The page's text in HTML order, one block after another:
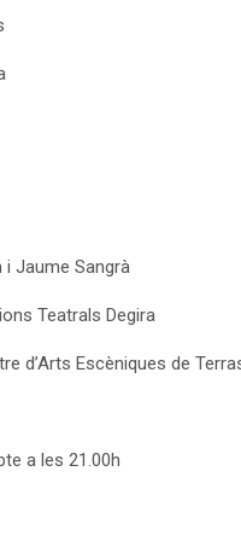
Jaume Sangrà
Teatrals Degira
d’Arts Escèniques de
a les 21.00h